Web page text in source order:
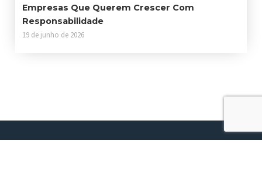
Empresas Que Querem Crescer Com
Responsabilidade
19 de junho de 2026